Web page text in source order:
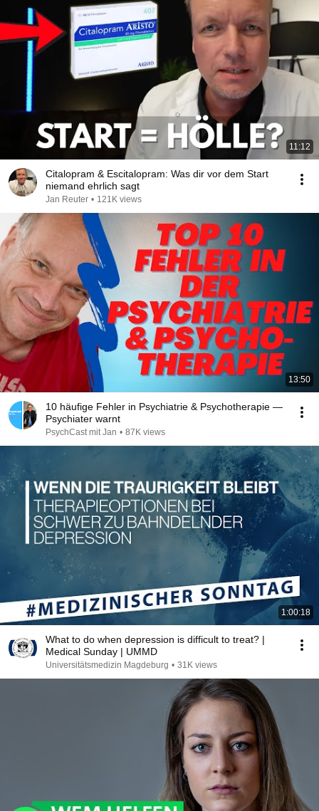
11:12
Citalopram & Escitalopram: Was dir vor dem Start
niemand ehrlich sagt
Jan Reuter • 121K views
13:50
10 häufige Fehler in Psychiatrie & Psychotherapie —
Psychiater warnt
PsychCast mit Jan • 87K views
1:00:18
What to do when depression is difficult to treat? |
Medical Sunday | UMMD
Universitätsmedizin Magdeburg • 31K views